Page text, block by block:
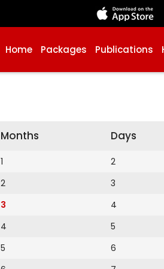
Home Packages Publications
Months
1
2
3
4
5
Days
2
3
4
5
6